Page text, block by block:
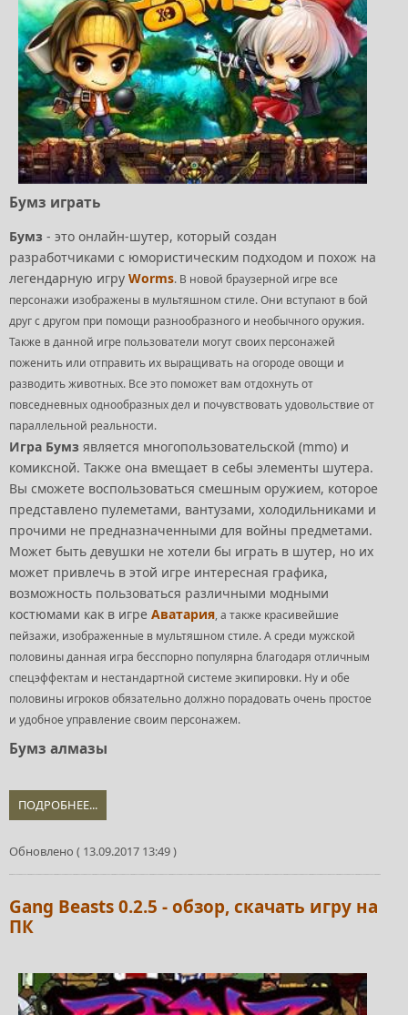
Бумз играть
Бумз - это онлайн-шутер, который создан
разработчиками с юмористическим подходом и похож на
легендарную игру Worms. В новой браузерной игре все
персонажи изображены в мультяшном стиле. Они вступают в бой
друг с другом при помощи разнообразного и необычного оружия.
Также в данной игре пользователи могут своих персонажей
поженить или отправить их выращивать на огороде овощи и
разводить животных. Все это поможет вам отдохнуть от
повседневных однообразных дел и почувствовать удовольствие от
параллельной реальности.
Игра Бумз является многопользовательской (mmo) и
комиксной. Также она вмещает в себы элементы шутера.
Вы сможете воспользоваться смешным оружием, которое
представлено пулеметами, вантузами, холодильниками и
прочими не предназначенными для войны предметами.
Может быть девушки не хотели бы играть в шутер, но их
может привлечь в этой игре интересная графика,
возможность пользоваться различными модными
костюмами как в игре Аватария, а также красивейшие
пейзажи, изображенные в мультяшном стиле. А среди мужской
половины данная игра бесспорно популярна благодаря отличным
спецэффектам и нестандартной системе экипировки. Ну и обе
половины игроков обязательно должно порадовать очень простое
и удобное управление своим персонажем.
Бумз алмазы
ПОДРОБНЕЕ...
Обновлено ( 13.09.2017 13:49 )
Gang Beasts 0.2.5 - обзор, скачать игру на
ПК